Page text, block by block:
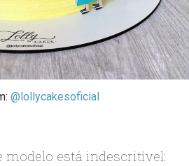
@lollycakesoficial
modelo está indescritível: